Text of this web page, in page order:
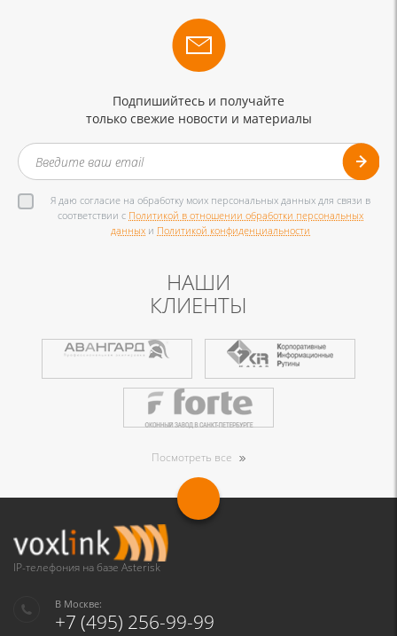
Подпишийтесь и получайте
только свежие новости и материалы
Я даю согласие на обработку моих персональных данных для связи в
соответствии с Политикой в отношении обработки персональных
данных и Политикой конфиденциальности
НАШИ
КЛИЕНТЫ
Посмотреть все
IP-телефония на базе Asterisk
В Москве:
+7 (495) 256-99-99